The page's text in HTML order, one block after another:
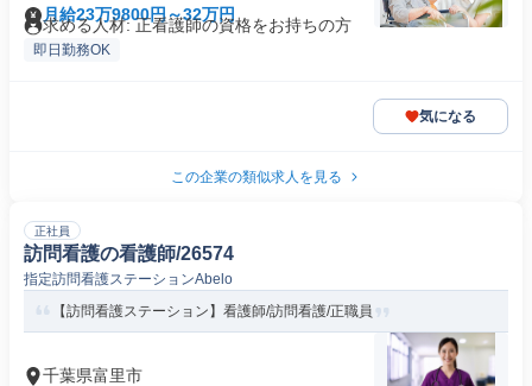
月給23万9800円～32万円
求める人材: 正看護師の資格をお持ちの方
即日勤務OK
気になる
この企業の類似求人を見る
正社員
訪問看護の看護師/26574
指定訪問看護ステーションAbelo
【訪問看護ステーション】看護師/訪問看護/正職員
千葉県富里市